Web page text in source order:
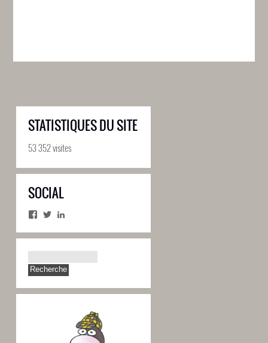
STATISTIQUES DU SITE
53 352 visites
SOCIAL
Facebook
Twitter